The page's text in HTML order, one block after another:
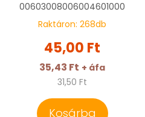
00603008006004601000
Raktáron: 268db
45,00 Ft
35,43 Ft + áfa
31,50 Ft
Kosárba